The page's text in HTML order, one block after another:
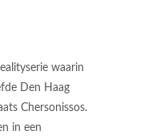
waarin
Den Haag
Chersonissos.
in een